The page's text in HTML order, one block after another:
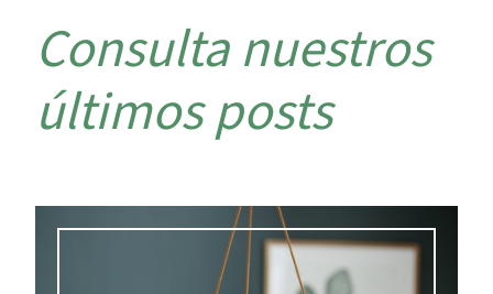
Consulta nuestros
últimos posts